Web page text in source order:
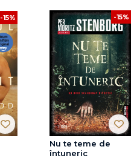
-15% -15%
Nu te teme de
întuneric